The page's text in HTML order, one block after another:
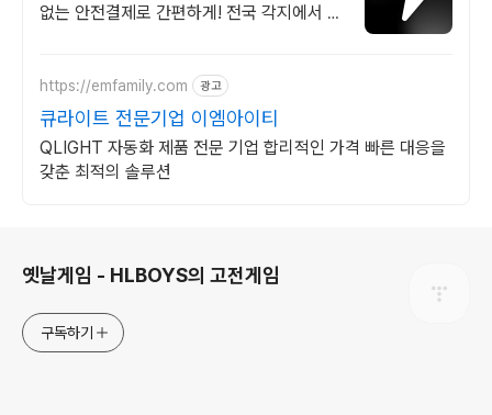
없는 안전결제로 간편하게! 전국 각지에서 올
https://emfamily.com 광고
큐라이트 전문기업 이엠아이티
QLIGHT 자동화 제품 전문 기업 합리적인 가격 빠른 대응을
갖춘 최적의 솔루션
옛날게임 - HLBOYS의 고전게임
구독하기